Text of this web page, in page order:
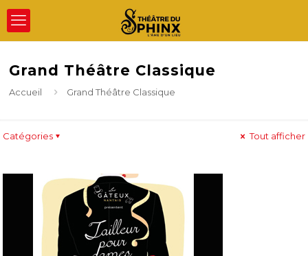
Grand Théâtre Classique
Accueil Grand Théâtre Classique
Catégories Tout afficher